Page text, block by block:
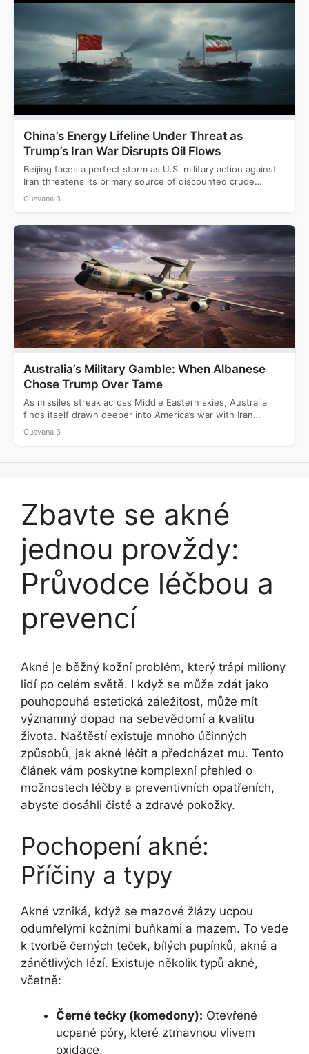
China’s Energy Lifeline Under Threat as
Trump’s Iran War Disrupts Oil Flows
Beijing faces a perfect storm as U.S. military action against
Iran threatens its primary source of discounted crude…
Cuevana 3
Australia’s Military Gamble: When Albanese
Chose Trump Over Tame
As missiles streak across Middle Eastern skies, Australia
finds itself drawn deeper into America’s war with Iran
while…
Cuevana 3
Zbavte se akné
jednou provždy:
Průvodce léčbou a
prevencí
Akné je běžný kožní problém, který trápí miliony
lidí po celém světě. I když se může zdát jako
pouhopouhá estetická záležitost, může mít
významný dopad na sebevědomí a kvalitu
života. Naštěstí existuje mnoho účinných
způsobů, jak akné léčit a předcházet mu. Tento
článek vám poskytne komplexní přehled o
možnostech léčby a preventivních opatřeních,
abyste dosáhli čisté a zdravé pokožky.
Pochopení akné:
Příčiny a typy
Akné vzniká, když se mazové žlázy ucpou
odumřelými kožními buňkami a mazem. To vede
k tvorbě černých teček, bílých pupínků, akné a
zánětlivých lézí. Existuje několik typů akné,
včetně:
Černé tečky (komedony): Otevřené
ucpané póry, které ztmavnou vlivem
oxidace.